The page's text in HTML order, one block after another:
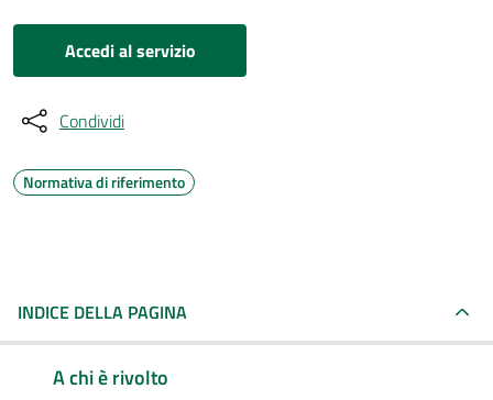
Accedi al servizio
Condividi
Normativa di riferimento
INDICE DELLA PAGINA
A chi è rivolto